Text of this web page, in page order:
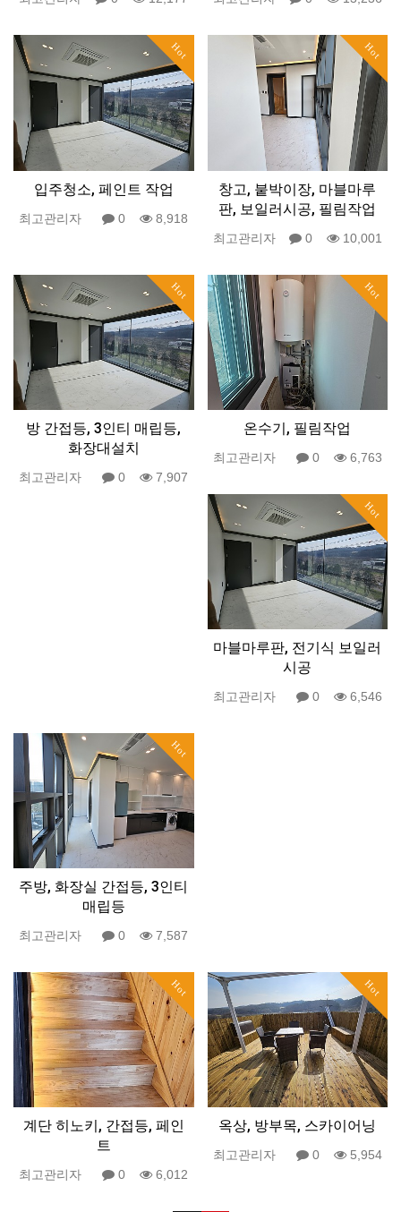
Hot
입주청소, 페인트 작업
최고관리자 0 8,918
Hot
창고, 붙박이장, 마블마루
판, 보일러시공, 필림작업
최고관리자 0 10,001
Hot
방 간접등, 3인티 매립등,
화장대설치
최고관리자 0 7,907
Hot
온수기, 필림작업
최고관리자 0 6,763
Hot
마블마루판, 전기식 보일러
시공
최고관리자 0 6,546
Hot
주방, 화장실 간접등, 3인티
매립등
최고관리자 0 7,587
Hot
계단 히노키, 간접등, 페인
트
최고관리자 0 6,012
Hot
옥상, 방부목, 스카이어닝
최고관리자 0 5,954